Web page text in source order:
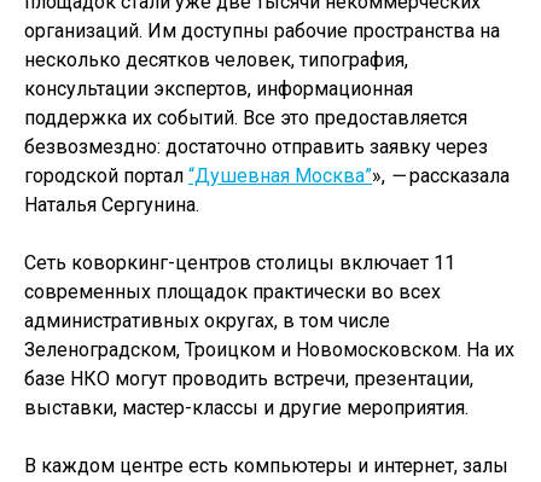
организаций. Им доступны рабочие пространства на
несколько десятков человек, типография,
консультации экспертов, информационная
поддержка их событий. Все это предоставляется
безвозмездно: достаточно отправить заявку через
городской портал “Душевная Москва”», —рассказала
Наталья Сергунина.
Сеть коворкинг-центров столицы включает 11
современных площадок практически во всех
административных округах, в том числе
Зеленоградском, Троицком и Новомосковском. На их
базе НКО могут проводить встречи, презентации,
выставки, мастер-классы и другие мероприятия.
В каждом центре есть компьютеры и интернет, залы